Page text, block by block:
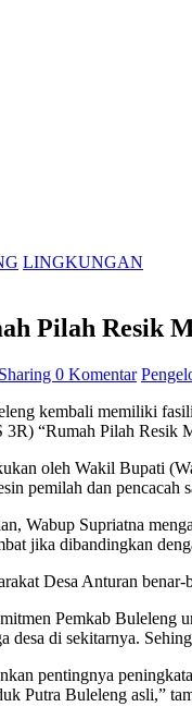
LINGKUNGAN
Pilah Resik
0 Komentar
kembali memiliki
3R) “Rumah Pilah Resik
oleh Wakil Bupati
pemilah dan pencacah
Wabup Supriatna
jika dibandingkan
Desa Anturan
Pemkab Buleleng
desa di sekitarnya.
pentingnya
Putra Buleleng asli,”